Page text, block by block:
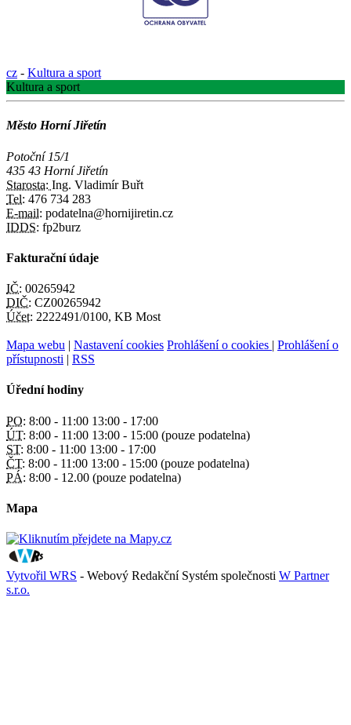
cz - Kultura a sport
Kultura a sport
Město Horní Jiřetín
Potoční 15/1
435 43 Horní Jiřetín
Starosta: Ing. Vladimír Buřt
Tel: 476 734 283
E-mail: podatelna@hornijiretin.cz
IDDS: fp2burz
Fakturační údaje
IČ: 00265942
DIČ: CZ00265942
Účet: 2222491/0100, KB Most
Mapa webu | Nastavení cookies Prohlášení o cookies | Prohlášení o
přístupnosti | RSS
Úřední hodiny
PO: 8:00 - 11:00 13:00 - 17:00
ÚT: 8:00 - 11:00 13:00 - 15:00 (pouze podatelna)
ST: 8:00 - 11:00 13:00 - 17:00
ČT: 8:00 - 11:00 13:00 - 15:00 (pouze podatelna)
PÁ: 8:00 - 12.00 (pouze podatelna)
Mapa
Vytvořil WRS - Webový Redakční Systém společnosti W Partner
s.r.o.